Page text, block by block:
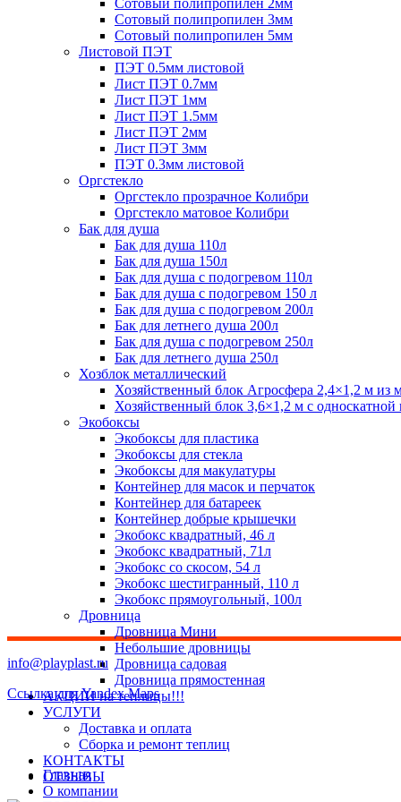
Сотовый полипропилен 2мм
Сотовый полипропилен 3мм
Сотовый полипропилен 5мм
Листовой ПЭТ
ПЭТ 0.5мм листовой
Лист ПЭТ 0.7мм
Лист ПЭТ 1мм
Лист ПЭТ 1.5мм
Лист ПЭТ 2мм
Лист ПЭТ 3мм
ПЭТ 0.3мм листовой
Оргстекло
Оргстекло прозрачное Колибри
Оргстекло матовое Колибри
Бак для душа
Бак для душа 110л
Бак для душа 150л
Бак для душа с подогревом 110л
Бак для душа с подогревом 150 л
Бак для душа с подогревом 200л
Бак для летнего душа 200л
Бак для душа с подогревом 250л
Бак для летнего душа 250л
Хозблок металлический
Хозяйственный блок Агросфера 2,4×1,2 м из
Хозяйственный блок 3,6×1,2 м с
Экобоксы
Экобоксы для пластика
Экобоксы для стекла
Экобоксы для макулатуры
Контейнер для масок и перчаток
Контейнер для батареек
Контейнер добрые крышечки
Экобокс квадратный, 46 л
Экобокс квадратный, 71л
Экобокс со скосом, 54 л
Экобокс шестигранный, 110 л
Экобокс прямоугольный, 100л
Дровница
Дровница Мини
Небольшие дровницы
Дровница садовая
Дровница прямостенная
АКЦИИ на теплицы!!!
УСЛУГИ
Доставка и оплата
Сборка и ремонт теплиц
КОНТАКТЫ
ОТЗЫВЫ
info@playplast.ru
Ссылка для Yandex Maps
Главная
О компании